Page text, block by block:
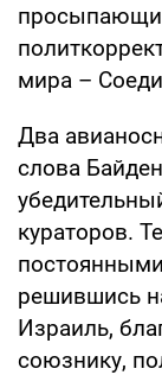
мира –
Два
слова
кураторов.
решившись
Израиль,
союзнику,